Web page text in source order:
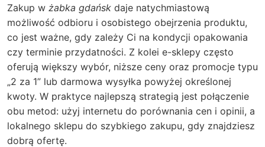
Zakup w żabka gdańsk daje natychmiastową
możliwość odbioru i osobistego obejrzenia produktu,
co jest ważne, gdy zależy Ci na kondycji opakowania
czy terminie przydatności. Z kolei e-sklepy często
oferują większy wybór, niższe ceny oraz promocje typu
„2 za 1” lub darmowa wysyłka powyżej określonej
kwoty. W praktyce najlepszą strategią jest połączenie
obu metod: użyj internetu do porównania cen i opinii, a
lokalnego sklepu do szybkiego zakupu, gdy znajdziesz
dobrą ofertę.